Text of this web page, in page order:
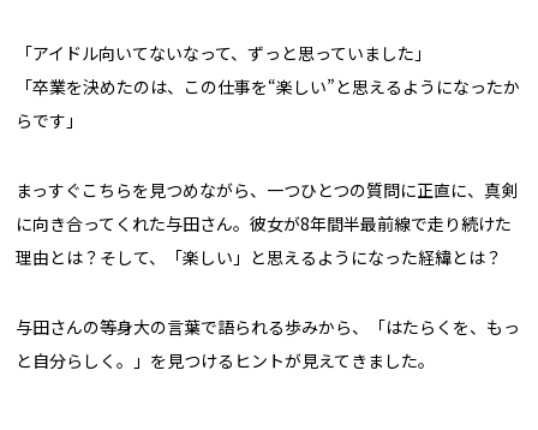
「アイドル向いてないなって、ずっと思っていました」
「卒業を決めたのは、この仕事を“楽しい”と思えるようになったか
らです」
まっすぐこちらを見つめながら、一つひとつの質問に正直に、真剣
に向き合ってくれた与田さん。彼女が8年間半最前線で走り続けた
理由とは？そして、「楽しい」と思えるようになった経緯とは？
与田さんの等身大の言葉で語られる歩みから、「はたらくを、もっ
と自分らしく。」を見つけるヒントが見えてきました。